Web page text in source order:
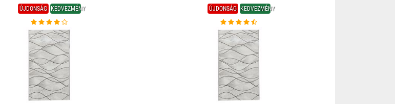
ÚJDONSÁG KEDVEZMÉNY ÚJDONSÁG KEDVEZMÉNY